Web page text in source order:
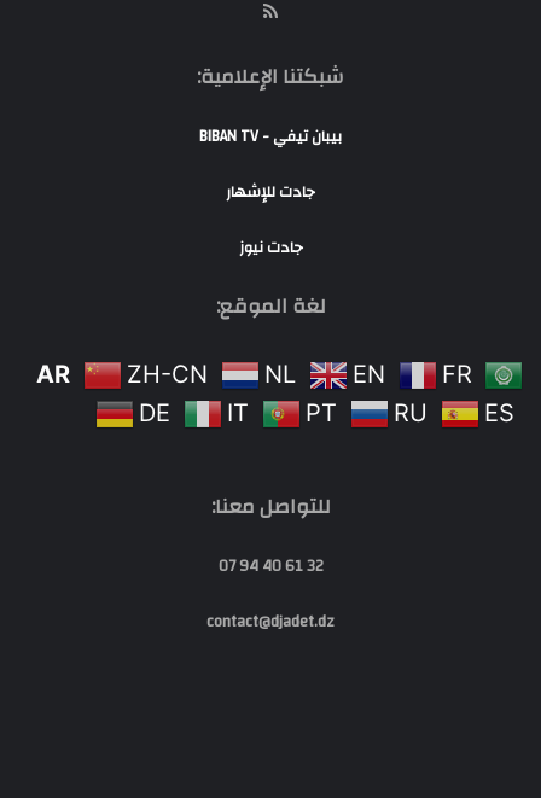
شبكتنا الإعلامية:
بيبان تيفي - BIBAN TV
جادت للإشهار
جادت نيوز
لغة الموقع:
AR ZH-CN NL EN
FR
DE
IT PT RU ES
للتواصل معنا:
32 61 40 94 07
contact@djadet.dz